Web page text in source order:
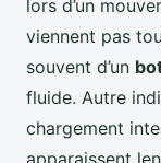
lors d’un
viennent pas
souvent d’un
fluide. Autre
chargement
apparaissent